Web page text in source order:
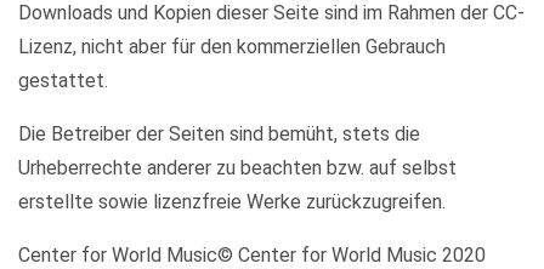
Downloads und Kopien dieser Seite sind im Rahmen der CC-
Lizenz, nicht aber für den kommerziellen Gebrauch
gestattet.
Die Betreiber der Seiten sind bemüht, stets die
Urheberrechte anderer zu beachten bzw. auf selbst
erstellte sowie lizenzfreie Werke zurückzugreifen.
Center for World Music© Center for World Music 2020